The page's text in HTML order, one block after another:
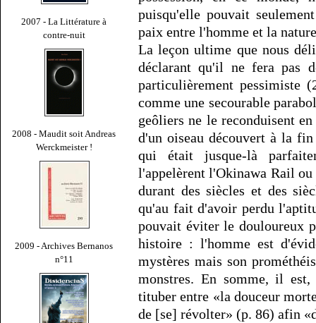
2007 - La Littérature à
contre-nuit
2008 - Maudit soit Andreas
Werckmeister !
2009 - Archives Bernanos
n°11
puisqu'elle pouvait
paix entre l'homme et la
La leçon ultime que nous
déclarant qu'il ne fera pas
particulièrement pessimiste
comme une secourable
geôliers ne le reconduisent
d'un oiseau découvert à la
qui était jusque-là
l'appelèrent l'Okinawa Rail
durant des siècles et des
qu'au fait d'avoir perdu
pouvait éviter le douloureux
histoire : l'homme est
mystères mais son
monstres. En somme, il est,
tituber entre «la douceur
de [se] révolter» (p. 86) afin